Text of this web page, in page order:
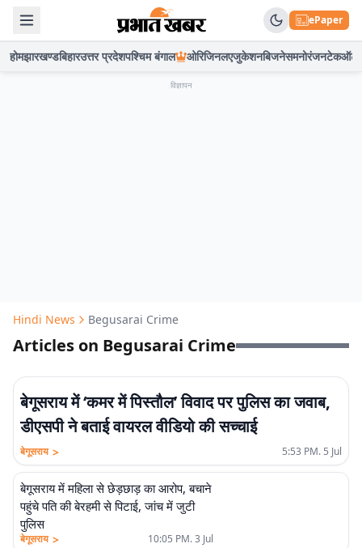
ePaper
होमझारखण्डबिहारउत्तर प्रदेशपश्चिम बंगाल ओरिजिनलएजुकेशनबिजनेसमनोरंजनटेकऑटो
विज्ञापन
Hindi News Begusarai Crime
Articles on Begusarai Crime
बेगूसराय में ‘कमर में पिस्तौल’ विवाद पर पुलिस का जवाब,
डीएसपी ने बताई वायरल वीडियो की सच्चाई
बेगूसराय > 5:53 PM. 5 Jul
बेगूसराय में महिला से छेड़छाड़ का आरोप, बचाने
पहुंचे पति की बेरहमी से पिटाई, जांच में जुटी
पुलिस
बेगूसराय > 10:05 PM. 3 Jul